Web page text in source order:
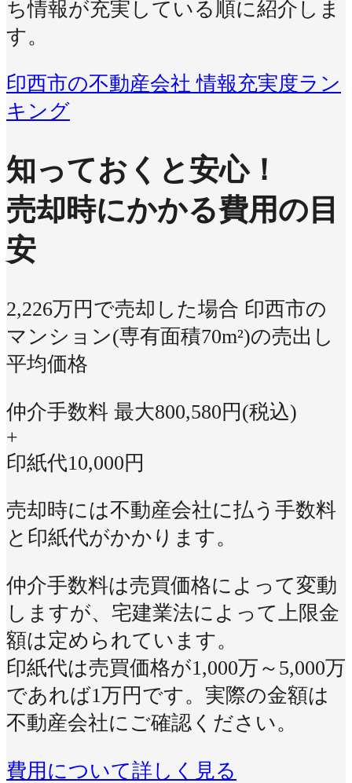
ち情報が充実している順に紹介しま
す。
印西市の不動産会社 情報充実度ラン
キング
知っておくと安心！
売却時にかかる費用の目
安
2,226万円で売却した場合 印西市の
マンション(専有面積70m²)の売出し
平均価格
仲介手数料 最大800,580円(税込)
+
印紙代10,000円
売却時には不動産会社に払う手数料
と印紙代がかかります。
仲介手数料は売買価格によって変動
しますが、宅建業法によって上限金
額は定められています。
印紙代は売買価格が1,000万～5,000万
であれば1万円です。実際の金額は
不動産会社にご確認ください。
費用について詳しく見る